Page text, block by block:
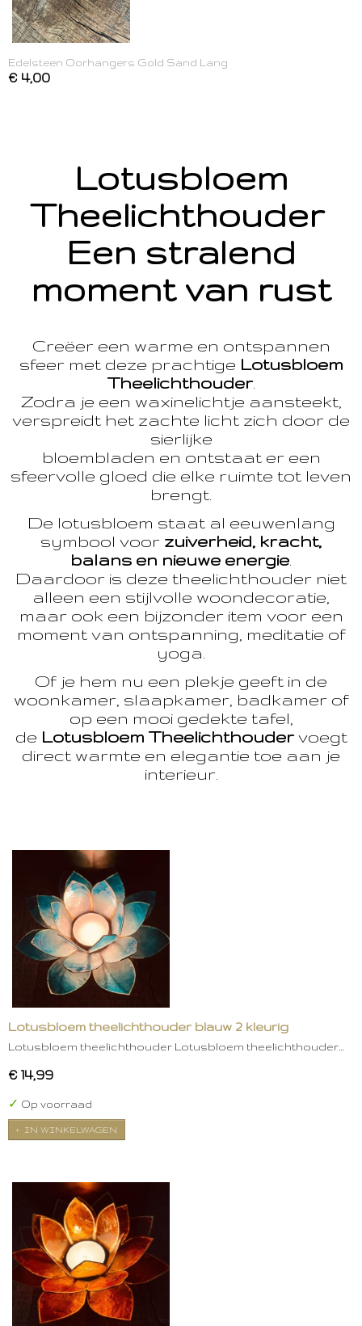
Edelsteen Oorhangers Gold Sand Lang
€ 4,00
Lotusbloem
Theelichthouder
Een stralend
moment van rust
Creëer een warme en ontspannen
sfeer met deze prachtige Lotusbloem
Theelichthouder.
Zodra je een waxinelichtje aansteekt,
verspreidt het zachte licht zich door de
sierlijke
bloembladen en ontstaat er een
sfeervolle gloed die elke ruimte tot leven
brengt.
De lotusbloem staat al eeuwenlang
symbool voor zuiverheid, kracht,
balans en nieuwe energie
Daardoor is deze theelichthouder niet
alleen een stijlvolle woondecoratie,
maar ook een bijzonder item voor een
moment van ontspanning, meditatie of
yoga.
Of je hem nu een plekje geeft in de
woonkamer, slaapkamer, badkamer of
op een mooi gedekte tafel,
de Lotusbloem Theelichthoudervoegt
direct warmte en elegantie toe aan je
interieur.
Lotusbloem theelichthouder blauw 2 kleurig
Lotusbloem theelichthouder Lotusbloem theelichthouder…
€ 14,99
✓ Op voorraad
IN WINKELWAGEN